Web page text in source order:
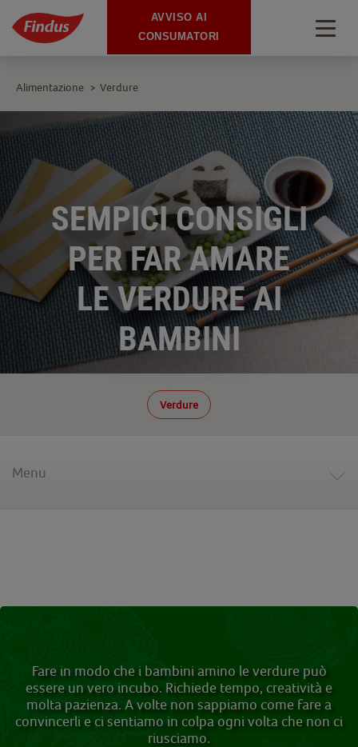
SEMPICI CONSIGLI
PER FAR AMARE
LE VERDURE AI
BAMBINI
Verdure
Alimentazione > Verdure
Menu
Fare in modo che i bambini amino le verdure può
essere un vero incubo. Richiede tempo, creatività e
molta pazienza. A volte non sappiamo come fare a
convincerli e ci sentiamo in colpa ogni volta che non ci
riusciamo.
AVVISO AI
CONSUMATORI